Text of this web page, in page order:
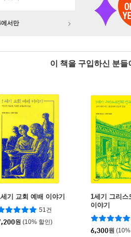
서만
이 책을 구입하신 분
기 교회 예배 이야기
51건
원 (10% 할인)
1세기 그리스
이야기
6,300원